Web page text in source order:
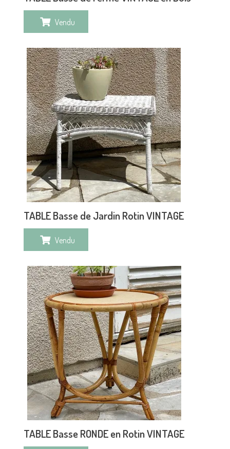
Vendu
TABLE Basse de Jardin Rotin VINTAGE
Vendu
TABLE Basse RONDE en Rotin VINTAGE